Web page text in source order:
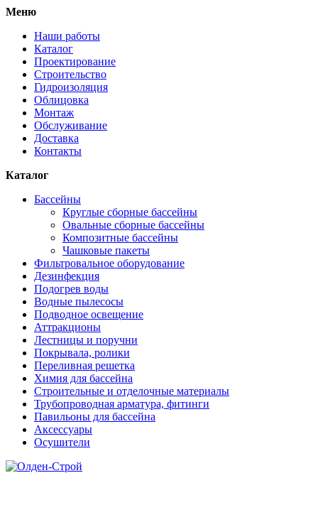
Меню
Наши работы
Каталог
Проектирование
Строительство
Гидроизоляция
Облицовка
Монтаж
Обслуживание
Доставка
Контакты
Каталог
Бассейны
Круглые сборные бассейны
Овальные сборные бассейны
Композитные бассейны
Чашковые пакеты
Фильтровальное оборудование
Дезинфекция
Подогрев воды
Водные пылесосы
Подводное освещение
Аттракционы
Лестницы и поручни
Покрывала, ролики
Переливная решетка
Химия для бассейна
Строительные и отделочные материалы
Трубопроводная арматура, фитинги
Павильоны для бассейна
Аксессуары
Осушители